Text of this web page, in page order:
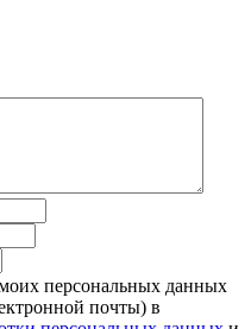
персональных данных
почты) в